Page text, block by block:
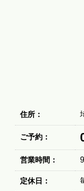
住所：
ご予約：
営業時間：
定休日：